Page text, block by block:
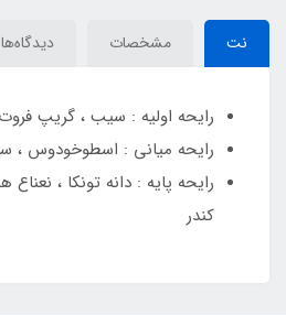
نت مشخصات دیدگاه‌ها
رایحه اولیه : سیب ، گریپ
رایحه میانی : اسطوخودوس ،
رایحه پایه : دانه تونکا ،
کندر